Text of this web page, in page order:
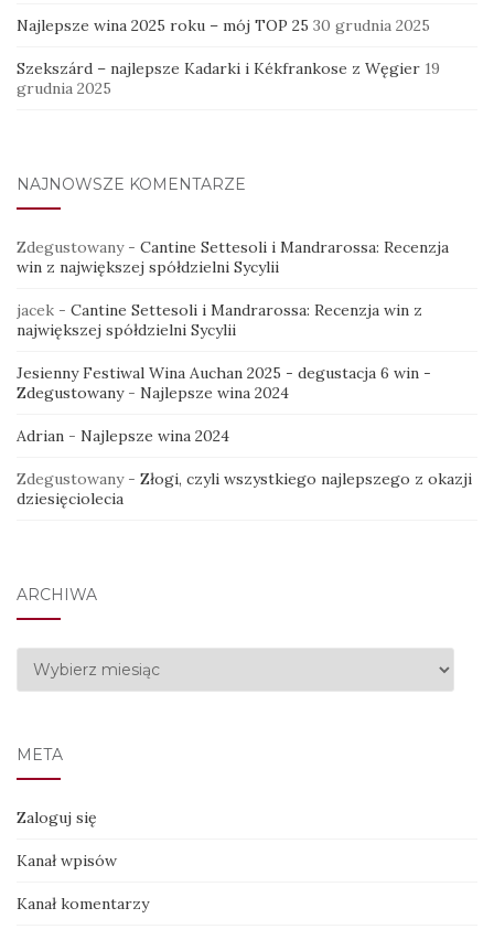
Najlepsze wina 2025 roku – mój TOP 25 30 grudnia 2025
Szekszárd – najlepsze Kadarki i Kékfrankose z Węgier 19
grudnia 2025
NAJNOWSZE KOMENTARZE
Zdegustowany- Cantine Settesoli i Mandrarossa: Recenzja
win z największej spółdzielni Sycylii
jacek - Cantine Settesoli i Mandrarossa: Recenzja win z
największej spółdzielni Sycylii
Jesienny Festiwal Wina Auchan 2025 - degustacja 6 win -
Zdegustowany- Najlepsze wina 2024
Adrian - Najlepsze wina 2024
Zdegustowany- Złogi, czyli wszystkiego najlepszego z okazji
dziesięciolecia
ARCHIWA
Archiwa
META
Zaloguj się
Kanał wpisów
Kanał komentarzy